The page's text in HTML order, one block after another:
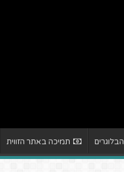
הבלוגרים תמיכה באתר הזווית